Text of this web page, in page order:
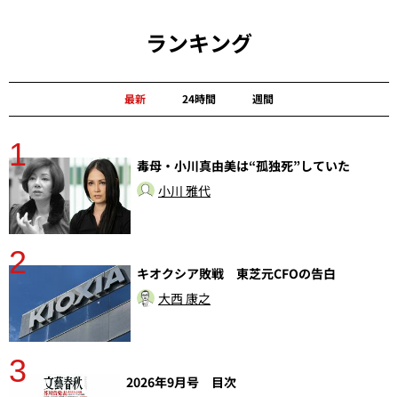
ランキング
最新 24時間 週間
1
毒母・小川真由美は“孤独死”していた
小川 雅代
2
キオクシア敗戦 東芝元CFOの告白
大西 康之
3
2026年9月号 目次